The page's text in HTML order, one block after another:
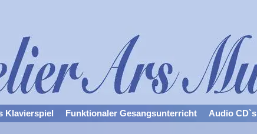
Klavierspiel Funktionaler Gesangsunterricht Audio CD`s